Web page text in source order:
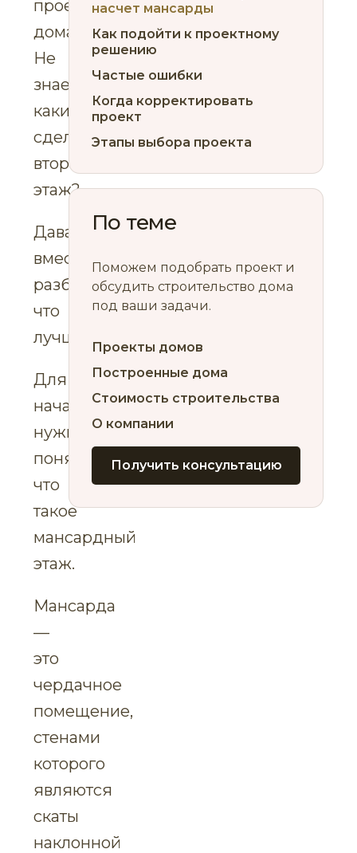
проектом
дома?
Не
знаете,
каким
сделать
второй
этаж?
Давайте
вместе
разбираться,
что
лучше.
Для
начала
нужно
понять,
что
такое
мансардный
этаж.
Мансарда
—
это
чердачное
помещение,
стенами
которого
являются
скаты
наклонной
насчет мансарды
Как подойти к проектному
решению
Частые ошибки
Когда корректировать
проект
Этапы выбора проекта
По теме
Поможем подобрать проект и
обсудить строительство дома
под ваши задачи.
Проекты домов
Построенные дома
Стоимость строительства
О компании
Получить консультацию